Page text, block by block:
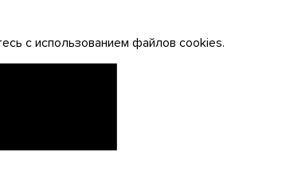
с использованием файлов cookies.